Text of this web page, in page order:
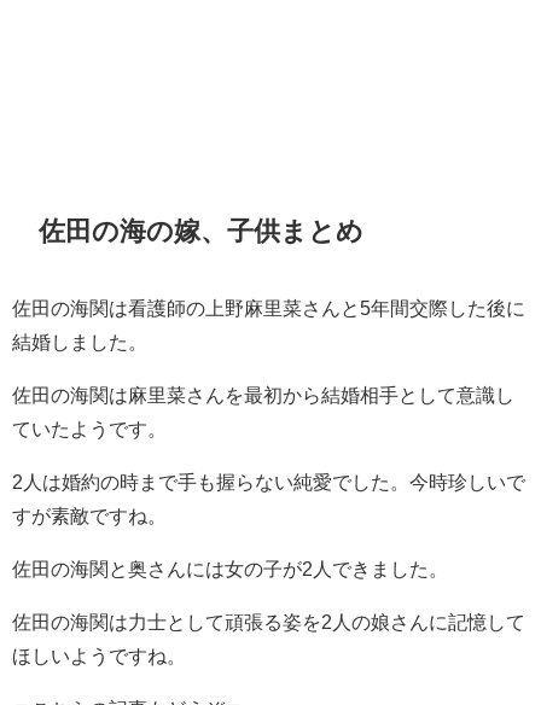
佐田の海の嫁、子供まとめ
佐田の海関は看護師の上野麻里菜さんと5年間交際した後に
結婚しました。
佐田の海関は麻里菜さんを最初から結婚相手として意識し
ていたようです。
2人は婚約の時まで手も握らない純愛でした。今時珍しいで
すが素敵ですね。
佐田の海関と奥さんには女の子が2人できました。
佐田の海関は力士として頑張る姿を2人の娘さんに記憶して
ほしいようですね。